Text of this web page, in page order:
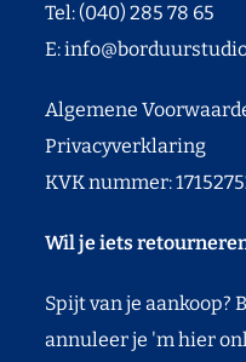
Tel: (040) 285 78 65
E:
Algemene
Privacyverklaring
KVK nummer:
Wil je iets
Spijt van je aankoop?
annuleer je 'm hier